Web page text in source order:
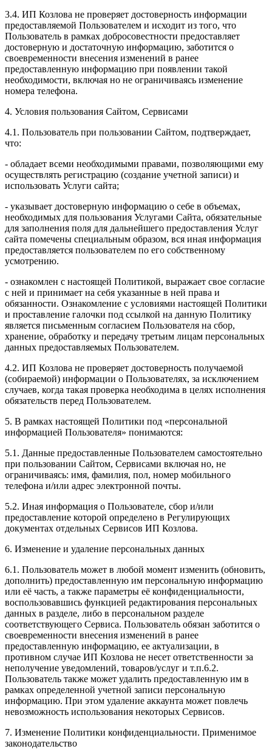
3.4. ИП Козлова не проверяет достоверность информации
предоставляемой Пользователем и исходит из того, что
Пользователь в рамках добросовестности предоставляет
достоверную и достаточную информацию, заботится о
своевременности внесения изменений в ранее
предоставленную информацию при появлении такой
необходимости, включая но не ограничиваясь изменение
номера телефона.
4. Условия пользования Сайтом, Сервисами
4.1. Пользователь при пользовании Сайтом, подтверждает,
что:
- обладает всеми необходимыми правами, позволяющими ему
осуществлять регистрацию (создание учетной записи) и
использовать Услуги сайта;
- указывает достоверную информацию о себе в объемах,
необходимых для пользования Услугами Сайта, обязательные
для заполнения поля для дальнейшего предоставления Услуг
сайта помечены специальным образом, вся иная информация
предоставляется пользователем по его собственному
усмотрению.
- ознакомлен с настоящей Политикой, выражает свое согласие
с ней и принимает на себя указанные в ней права и
обязанности. Ознакомление с условиями настоящей Политики
и проставление галочки под ссылкой на данную Политику
является письменным согласием Пользователя на сбор,
хранение, обработку и передачу третьим лицам персональных
данных предоставляемых Пользователем.
4.2. ИП Козлова не проверяет достоверность получаемой
(собираемой) информации о Пользователях, за исключением
случаев, когда такая проверка необходима в целях исполнения
обязательств перед Пользователем.
5. В рамках настоящей Политики под «персональной
информацией Пользователя» понимаются:
5.1. Данные предоставленные Пользователем самостоятельно
при пользовании Сайтом, Сервисами включая но, не
ограничиваясь: имя, фамилия, пол, номер мобильного
телефона и/или адрес электронной почты.
5.2. Иная информация о Пользователе, сбор и/или
предоставление которой определено в Регулирующих
документах отдельных Сервисов ИП Козлова.
6. Изменение и удаление персональных данных
6.1. Пользователь может в любой момент изменить (обновить,
дополнить) предоставленную им персональную информацию
или её часть, а также параметры её конфиденциальности,
воспользовавшись функцией редактирования персональных
данных в разделе, либо в персональном разделе
соответствующего Сервиса. Пользователь обязан заботится о
своевременности внесения изменений в ранее
предоставленную информацию, ее актуализации, в
противном случае ИП Козлова не несет ответственности за
неполучение уведомлений, товаров/услуг и т.п.6.2.
Пользователь также может удалить предоставленную им в
рамках определенной учетной записи персональную
информацию. При этом удаление аккаунта может повлечь
невозможность использования некоторых Сервисов.
7. Изменение Политики конфиденциальности. Применимое
законодательство